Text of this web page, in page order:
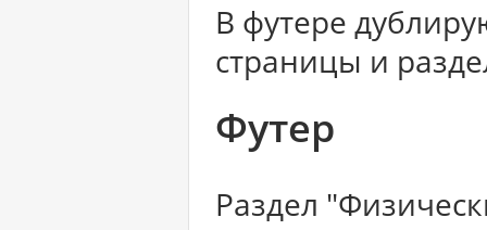
В футере
страницы и
Футер
Раздел